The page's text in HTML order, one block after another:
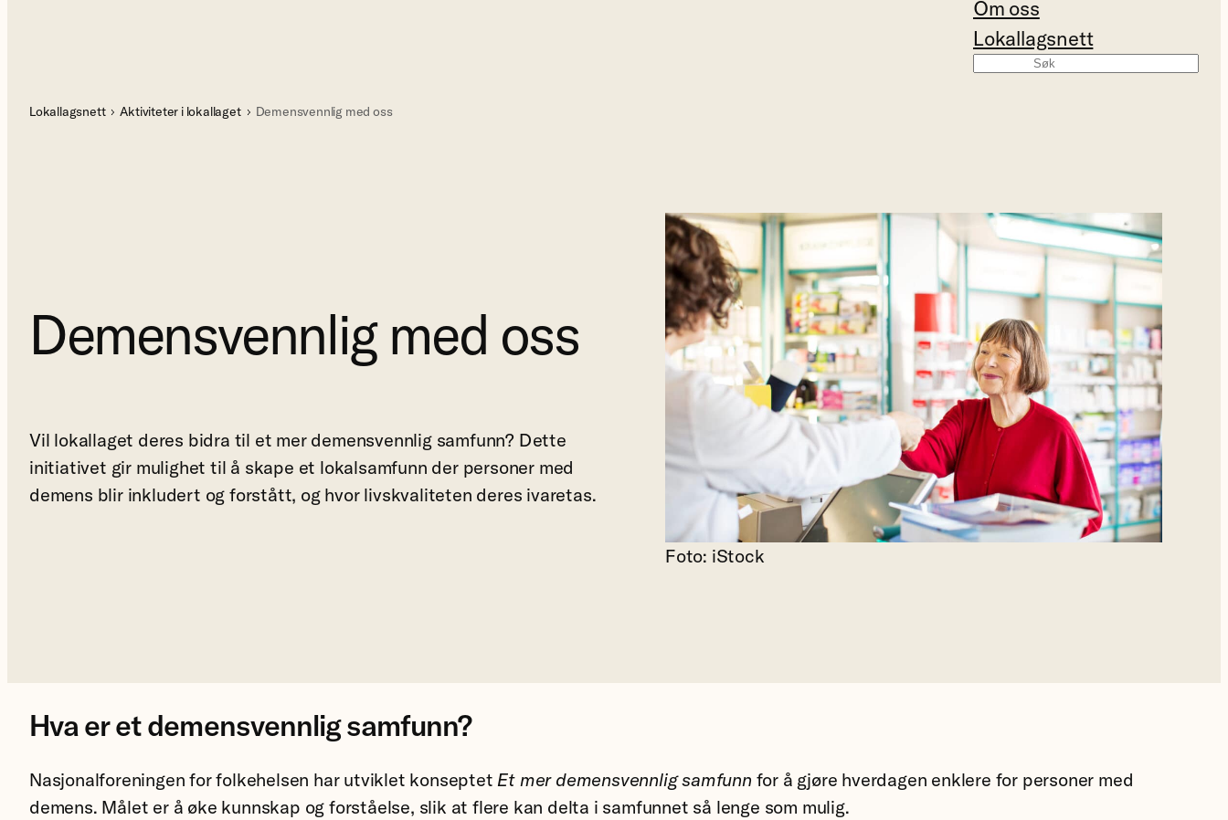
Om oss
Lokallagsnett
Lokallagsnett Aktiviteter i lokallaget Demensvennlig med oss
Demensvennlig med oss
Vil lokallaget deres bidra til et mer demensvennlig samfunn? Dette
initiativet gir mulighet til å skape et lokalsamfunn der personer med
demens blir inkludert og forstått, og hvor livskvaliteten deres ivaretas.
Foto: iStock
Hva er et demensvennlig samfunn?
Nasjonalforeningen for folkehelsen har utviklet konseptetEt mer demensvennlig samfunn for å gjøre hverdagen enklere for personer med
demens. Målet er å øke kunnskap og forståelse, slik at flere kan delta i samfunnet så lenge som mulig.